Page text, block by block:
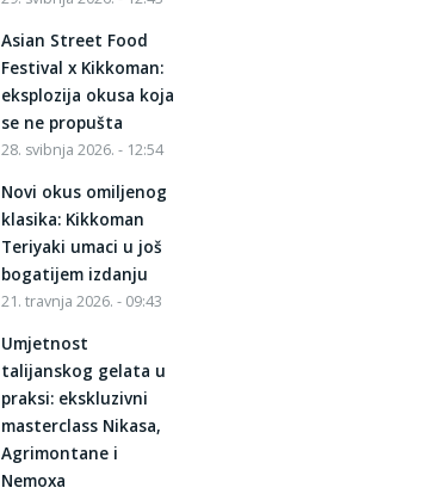
Asian Street Food
Festival x Kikkoman:
eksplozija okusa koja
se ne propušta
28. svibnja 2026. - 12:54
Novi okus omiljenog
klasika: Kikkoman
Teriyaki umaci u još
bogatijem izdanju
21. travnja 2026. - 09:43
Umjetnost
talijanskog gelata u
praksi: ekskluzivni
masterclass Nikasa,
Agrimontane i
Nemoxa